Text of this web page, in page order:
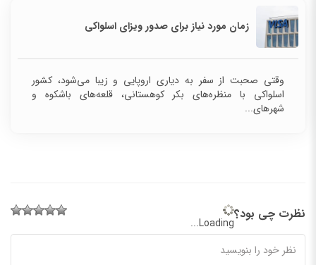
وقتی صحبت از سفر به دیاری اروپایی و زیبا می‌شود، کشور
اسلواکی با منظره‌های بکر کوهستانی، قلعه‌های باشکوه و
Loading...